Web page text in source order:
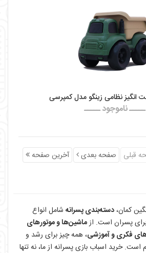
انگیز نظامی زینگو مدل کمپرسی
ـــــ ناموجود ـــــ
قبلی صفحه بعدی آخرین صفحه
کمان،دسته‌بندی پسرانه شامل انواع
پسران است. ازماشین‌ها و موتورهای
فکری و آموزشی، همه چیز برای رشد و
خرید اسباب بازی پسرانه از ما، نه تنها